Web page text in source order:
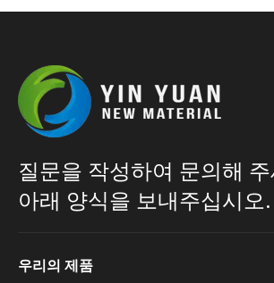
질문을 작성하여 문의해
아래 양식을 보내주십시오.
우리의 제품